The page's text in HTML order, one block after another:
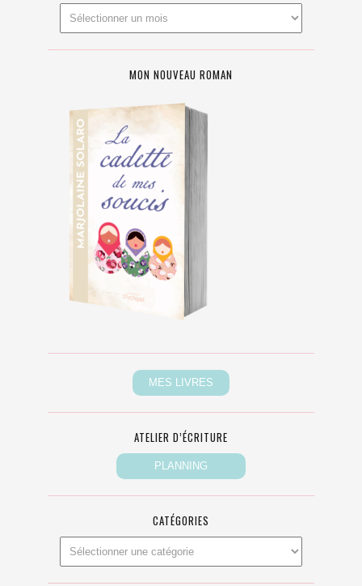
MON NOUVEAU ROMAN
ATELIER D’ÉCRITURE
CATÉGORIES